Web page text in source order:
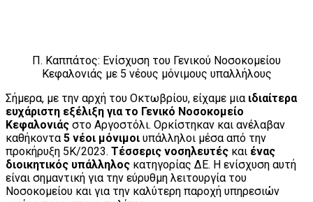
Π. Καππάτος: Ενίσχυση του Γενικού Νοσοκομείου
Κεφαλονιάς με 5 νέους μόνιμους υπαλλήλους
Σήμερα, με την αρχή του Οκτωβρίου, είχαμε μια ιδιαίτερα
ευχάριστη εξέλιξη για το Γενικό Νοσοκομείο
Κεφαλονιάς στο Αργοστόλι. Ορκίστηκαν και ανέλαβαν
καθήκοντα5 νέοι μόνιμοι υπάλληλοι μέσα από την
προκήρυξη 5Κ/2023. Τέσσερις νοσηλευτές και ένας
διοικητικός υπάλληλος κατηγορίας ΔΕ. Η ενίσχυση αυτή
είναι σημαντική για την εύρυθμη λειτουργία του
Νοσοκομείου και για την καλύτερη παροχή υπηρεσιών